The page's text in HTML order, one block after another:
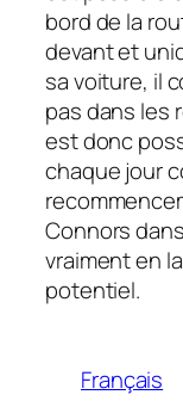
bord de la
devant et
sa voiture, il
pas dans les
est donc
chaque jour
Connors dans
vraiment en
potentiel.
Français